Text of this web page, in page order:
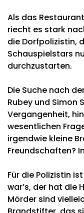
Als das
riecht es stark
die Dorfpolizistin,
Schauspielstars
durchzustarten.
Die Suche nach
Rubey und Simon
Vergangenheit,
wesentlichen
irgendwie kleine
Freundschaften?
Für die Polizistin
war’s, der hat die
Mörder sind